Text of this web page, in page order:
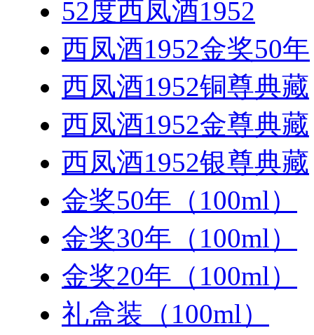
52度西凤酒1952
西凤酒1952金奖50年
西凤酒1952铜尊典藏
西凤酒1952金尊典藏
西凤酒1952银尊典藏
金奖50年（100ml）
金奖30年（100ml）
金奖20年（100ml）
礼盒装（100ml）